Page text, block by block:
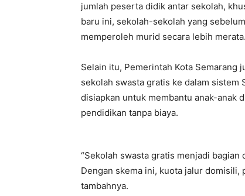
jumlah peserta didik antar sekolah,
baru ini, sekolah-sekolah yang
memperoleh murid secara lebih merata.
Selain itu, Pemerintah Kota Semarang
sekolah swasta gratis ke dalam sistem
disiapkan untuk membantu anak-anak
pendidikan tanpa biaya.
“Sekolah swasta gratis menjadi
Dengan skema ini, kuota jalur domisili,
tambahnya.